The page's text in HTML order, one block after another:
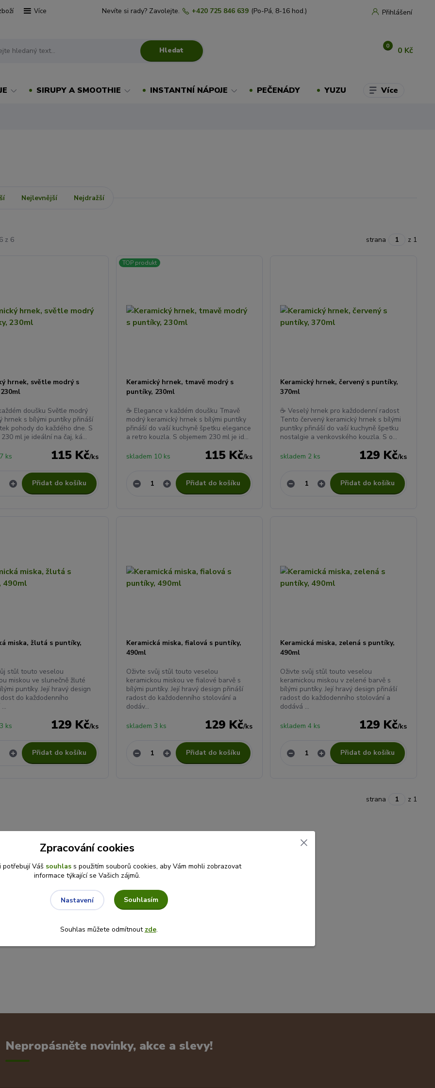
Více Přihlášení
Hledat
Nevíte si rady? Zavolejte. +420 725 846 639 (Po-Pá, 8-16 hod.)
0 0 Kč
SIRUPY A SMOOTHIE INSTANTNÍ NÁPOJE PEČENÁDY YUZU Více
Nejlevnější Nejdražší
z 6 strana z 1
hrnek, světle modrý s
doušku Světle modrý
hrnek s bílými puntíky přináší
pohody do každého dne. S
ml je ideální na čaj, ká...
115 Kč/ks
ks
Přidat do košíku
TOP produkt
Keramický hrnek, tmavě modrý s
puntíky, 230ml
☕ Elegance v každém doušku Tmavě
modrý keramický hrnek s bílými puntíky
přináší do vaší kuchyně špetku elegance
a retro kouzla. S objemem 230 ml je id...
115 Kč/ks
skladem 10 ks
Přidat do košíku
Keramický hrnek, červený s puntíky,
370ml
☕ Veselý hrnek pro každodenní radost
Tento červený keramický hrnek s bílými
puntíky přináší do vaší kuchyně špetku
nostalgie a venkovského kouzla. S o...
129 Kč/ks
skladem 2 ks
Přidat do košíku
miska, žlutá s puntíky,
stůl touto veselou
miskou ve slunečně žluté
puntíky. Její hravý design
do každodenního
129 Kč/ks
ks
Přidat do košíku
Keramická miska, fialová s puntíky,
490ml
Oživte svůj stůl touto veselou
keramickou miskou ve fialové barvě s
bílými puntíky. Její hravý design přináší
radost do každodenního stolování a
dodáv...
129 Kč/ks
skladem 3 ks
Přidat do košíku
Keramická miska, zelená s puntíky,
490ml
Oživte svůj stůl touto veselou
keramickou miskou v zelené barvě s
bílými puntíky. Její hravý design přináší
radost do každodenního stolování a
dodává ...
129 Kč/ks
skladem 4 ks
Přidat do košíku
strana z 1
Nepropásněte novinky, akce a slevy!
Zpracování cookies
Váš souhlass použitím souborů cookies, aby Vám mohli zobrazovat
informace týkající se Vašich zájmů.
Nastavení Souhlasím
Souhlas můžete odmítnout zde.